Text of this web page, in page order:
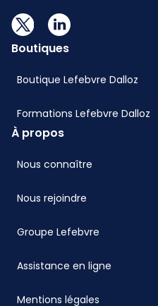
Boutiques
Boutique Lefebvre Dalloz
Formations Lefebvre Dalloz
À propos
Nous connaître
Nous rejoindre
Groupe Lefebvre
Assistance en ligne
Mentions légales